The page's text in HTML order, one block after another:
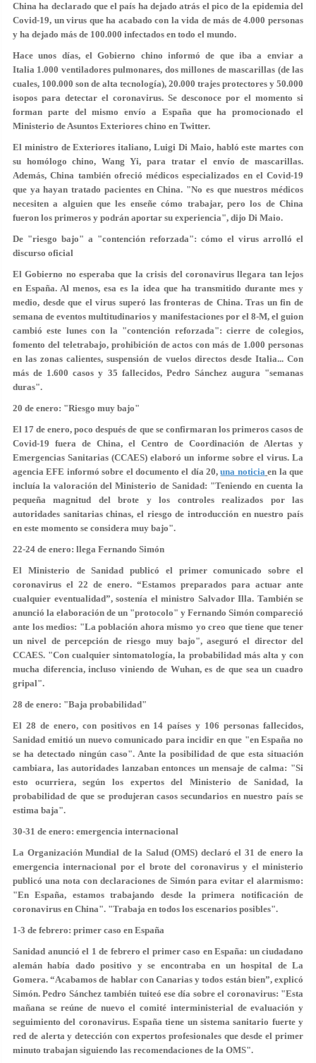
China ha declarado que el país ha dejado atrás el pico de la epidemia del
Covid-19, un virus que ha acabado con la vida de más de 4.000 personas
y ha dejado más de 100.000 infectados en todo el mundo.
Hace unos días, el Gobierno chino informó de que iba a enviar a
Italia 1.000 ventiladores pulmonares, dos millones de mascarillas (de las
cuales, 100.000 son de alta tecnología), 20.000 trajes protectores y 50.000
isopos para detectar el coronavirus. Se desconoce por el momento si
forman parte del mismo envío a España que ha promocionado el
Ministerio de Asuntos Exteriores chino en Twitter.
El ministro de Exteriores italiano, Luigi Di Maio, habló este martes con
su homólogo chino, Wang Yi, para tratar el envío de mascarillas.
Además, China también ofreció médicos especializados en el Covid-19
que ya hayan tratado pacientes en China. "No es que nuestros médicos
necesiten a alguien que les enseñe cómo trabajar, pero los de China
fueron los primeros y podrán aportar su experiencia", dijo Di Maio.
De "riesgo bajo" a "contención reforzada": cómo el virus arrolló el
discurso oficial
El Gobierno no esperaba que la crisis del coronavirus llegara tan lejos
en España. Al menos, esa es la idea que ha transmitido durante mes y
medio, desde que el virus superó las fronteras de China. Tras un fin de
semana de eventos multitudinarios y manifestaciones por el 8-M, el guion
cambió este lunes con la "contención reforzada": cierre de colegios,
fomento del teletrabajo, prohibición de actos con más de 1.000 personas
en las zonas calientes, suspensión de vuelos directos desde Italia... Con
más de 1.600 casos y 35 fallecidos, Pedro Sánchez augura "semanas
duras".
20 de enero: "Riesgo muy bajo"
El 17 de enero, poco después de que se confirmaran los primeros casos de
Covid-19 fuera de China, el Centro de Coordinación de Alertas y
Emergencias Sanitarias (CCAES) elaboró un informe sobre el virus. La
agencia EFE informó sobre el documento el día 20,una noticia en la que
incluía la valoración del Ministerio de Sanidad: "Teniendo en cuenta la
pequeña magnitud del brote y los controles realizados por las
autoridades sanitarias chinas, el riesgo de introducción en nuestro país
en este momento se considera muy bajo".
22-24 de enero: llega Fernando Simón
El Ministerio de Sanidad publicó el primer comunicado sobre el
coronavirus el 22 de enero. “Estamos preparados para actuar ante
cualquier eventualidad”, sostenía el ministro Salvador Illa. También se
anunció la elaboración de un "protocolo" y Fernando Simón compareció
ante los medios: "La población ahora mismo yo creo que tiene que tener
un nivel de percepción de riesgo muy bajo", aseguró el director del
CCAES. "Con cualquier sintomatología, la probabilidad más alta y con
mucha diferencia, incluso viniendo de Wuhan, es de que sea un cuadro
gripal".
28 de enero: "Baja probabilidad"
El 28 de enero, con positivos en 14 países y 106 personas fallecidos,
Sanidad emitió un nuevo comunicado para incidir en que "en España no
se ha detectado ningún caso". Ante la posibilidad de que esta situación
cambiara, las autoridades lanzaban entonces un mensaje de calma: "Si
esto ocurriera, según los expertos del Ministerio de Sanidad, la
probabilidad de que se produjeran casos secundarios en nuestro país se
estima baja".
30-31 de enero: emergencia internacional
La Organización Mundial de la Salud (OMS) declaró el 31 de enero la
emergencia internacional por el brote del coronavirus y el ministerio
publicó una nota con declaraciones de Simón para evitar el alarmismo:
"En España, estamos trabajando desde la primera notificación de
coronavirus en China". "Trabaja en todos los escenarios posibles".
1-3 de febrero: primer caso en España
Sanidad anunció el 1 de febrero el primer caso en España: un ciudadano
alemán había dado positivo y se encontraba en un hospital de La
Gomera. “Acabamos de hablar con Canarias y todos están bien”, explicó
Simón.Pedro Sáncheztambién tuiteó ese día sobre el coronavirus: "Esta
mañana se reúne de nuevo el comité interministerial de evaluación y
seguimiento del coronavirus. España tiene un sistema sanitario fuerte y
red de alerta y detección con expertos profesionales que desde el primer
minuto trabajan siguiendo las recomendaciones de la OMS".